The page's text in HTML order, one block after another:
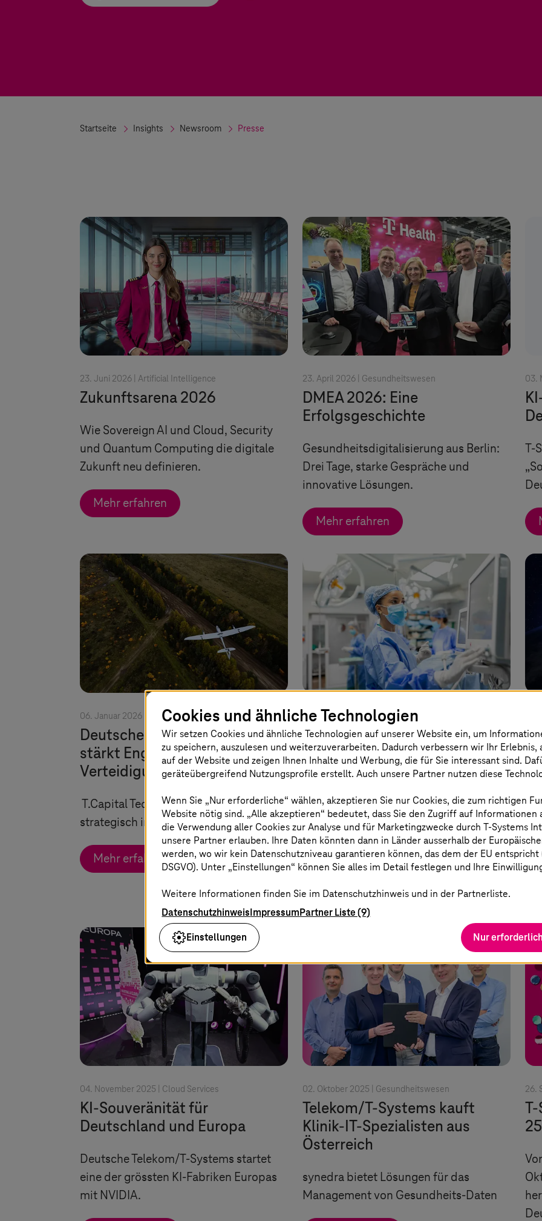
Startseite Insights Newsroom Presse
23. Juni 2026 | Artificial Intelligence
Zukunftsarena 2026
Wie Sovereign AI und Cloud, Security
und Quantum Computing die digitale
Zukunft neu definieren.
Mehr erfahren
23. April 2026 | Gesundheitswesen
DMEA 2026: Eine
Erfolgsgeschichte
Gesundheitsdigitalisierung aus Berlin:
Drei Tage, starke Gespräche und
innovative Lösungen.
Mehr erfahren
03.
T-
06. Januar 2026 | Filter Labels
Deutsche Telekom/ T-Systems
stärkt Engagement im
Verteidigungsbereich
T.Capital Tech Fund investiert
strategisch in Quantum Systems
Mehr erfahren
09. Dezember 2025 |Artificial Intelligence
KI-Agenten sollen helfen, in
der Notaufnahme Leben zu
retten
Telekom/T-Systems, Fraunhofer IAIS
und Kliniken der Stadt Köln entwickeln
KI-Agenten für Unterstützung im
Schockraum.
Mehr erfahren
T-
04. November 2025 | Cloud Services
KI-Souveränität für
Deutschland und Europa
Deutsche Telekom/T-Systems startet
eine der grössten KI-Fabriken Europas
mit NVIDIA.
02. Oktober 2025 | Gesundheitswesen
Telekom/T-Systems kauft
Klinik-IT-Spezialisten aus
Österreich
synedra bietet Lösungen für das
Management von Gesundheits-Daten
26.
Cookies und ähnliche Technologien
Wir setzen Cookies und ähnliche Technologien auf unserer Website ein, um
zu speichern, auszulesen und weiterzuverarbeiten. Dadurch verbessern wir Ihr Erlebnis,
auf der Website und zeigen Ihnen Inhalte und Werbung, die für Sie interessant sind.
geräteübergreifend Nutzungsprofile erstellt. Auch unsere Partner nutzen diese
Wenn Sie „Nur erforderliche“ wählen, akzeptieren Sie nur Cookies, die zum richtigen
Website nötig sind. „Alle akzeptieren“ bedeutet, dass Sie den Zugriff auf Informationen
die Verwendung aller Cookies zur Analyse und für Marketingzwecke durchT-Systems
unsere Partner erlauben. Ihre Daten könnten dann in Länder ausserhalb der
werden, wo wir kein Datenschutzniveau garantieren können, das dem der EU entspricht
DSGVO). Unter „Einstellungen“ können Sie alles im Detail festlegen und Ihre
Weitere Informationen finden Sie im Datenschutzhinweis und in der Partnerliste.
DatenschutzhinweisImpressumPartner Liste (9)
Einstellungen
Nur